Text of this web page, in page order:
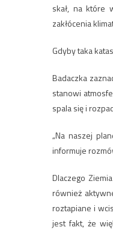
skał, na które
zakłócenia
Gdyby taka
Badaczka
stanowi
spala się i
„Na naszej
informuje
Dlaczego
również
roztapiane i
jest fakt, że